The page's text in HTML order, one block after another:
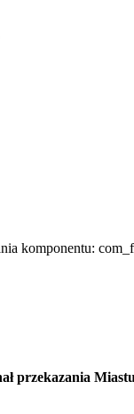
komponentu:
przekazania